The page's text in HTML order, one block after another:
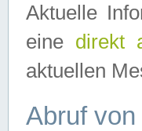
Aktuelle
eine direkt
aktuellen
Abruf